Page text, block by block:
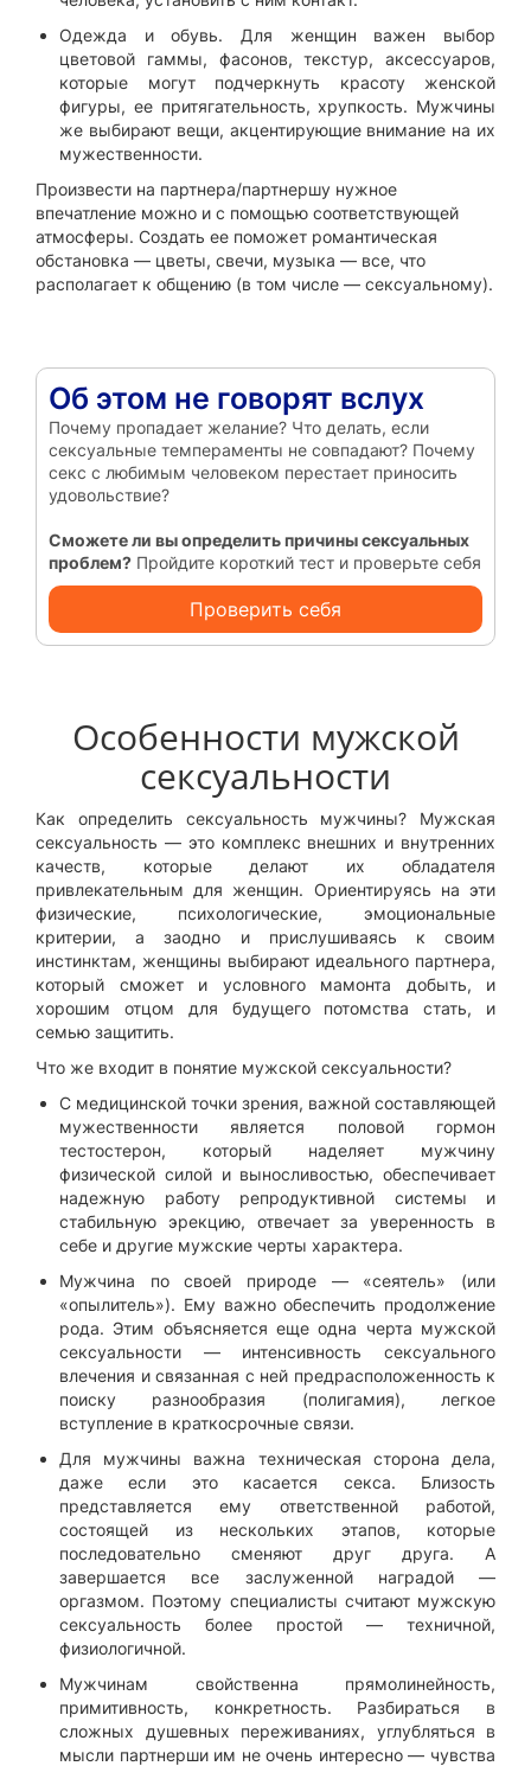
Одежда и обувь. Для женщин важен выбор
цветовой гаммы, фасонов, текстур, аксессуаров,
которые могут подчеркнуть красоту женской
фигуры, ее притягательность, хрупкость. Мужчины
же выбирают вещи, акцентирующие внимание на их
мужественности.
Произвести на партнера/партнершу нужное
впечатление можно и с помощью соответствующей
атмосферы. Создать ее поможет романтическая
обстановка — цветы, свечи, музыка — все, что
располагает к общению (в том числе — сексуальному).
Об этом не говорят вслух
Почему пропадает желание? Что делать, если
сексуальные темпераменты не совпадают? Почему
секс с любимым человеком перестает приносить
удовольствие?
Сможете ли вы определить причины сексуальных
проблем? Пройдите короткий тест и проверьте себя
Проверить себя
Особенности мужской
сексуальности
Как определить сексуальность мужчины? Мужская
сексуальность — это комплекс внешних и внутренних
качеств, которые делают их обладателя
привлекательным для женщин. Ориентируясь на эти
физические, психологические, эмоциональные
критерии, а заодно и прислушиваясь к своим
инстинктам, женщины выбирают идеального партнера,
который сможет и условного мамонта добыть, и
хорошим отцом для будущего потомства стать, и
семью защитить.
Что же входит в понятие мужской сексуальности?
С медицинской точки зрения, важной составляющей
мужественности является половой гормон
тестостерон, который наделяет мужчину
физической силой и выносливостью, обеспечивает
надежную работу репродуктивной системы и
стабильную эрекцию, отвечает за уверенность в
себе и другие мужские черты характера.
Мужчина по своей природе — «сеятель» (или
«опылитель»). Ему важно обеспечить продолжение
рода. Этим объясняется еще одна черта мужской
сексуальности — интенсивность сексуального
влечения и связанная с ней предрасположенность к
поиску разнообразия (полигамия), легкое
вступление в краткосрочные связи.
Для мужчины важна техническая сторона дела,
даже если это касается секса. Близость
представляется ему ответственной работой,
состоящей из нескольких этапов, которые
последовательно сменяют друг друга. А
завершается все заслуженной наградой —
оргазмом. Поэтому специалисты считают мужскую
сексуальность более простой — техничной,
физиологичной.
Мужчинам свойственна прямолинейность,
примитивность, конкретность. Разбираться в
сложных душевных переживаниях, углубляться в
мысли партнерши им не очень интересно — чувства